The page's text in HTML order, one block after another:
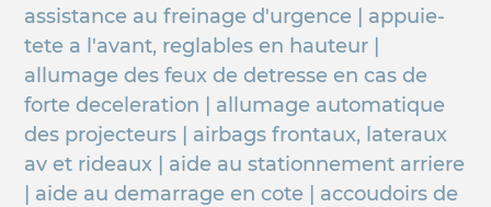
assistance au freinage d'urgence | appuie-
tete a l'avant, reglables en hauteur |
allumage des feux de detresse en cas de
forte deceleration | allumage automatique
des projecteurs | airbags frontaux, lateraux
av et rideaux | aide au stationnement arriere
| aide au demarrage en cote | accoudoirs de